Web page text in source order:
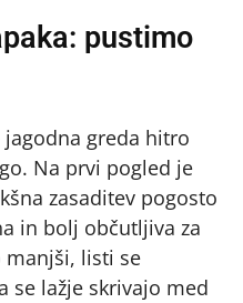
pustimo
greda hitro
Na prvi pogled je
zasaditev pogosto
in bolj občutljiva za
manjši, listi se
se lažje skrivajo med